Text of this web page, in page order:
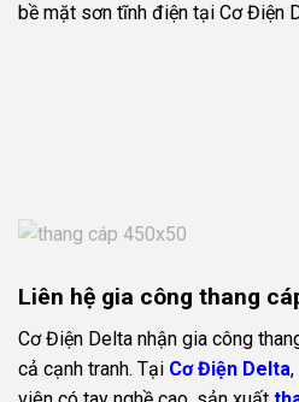
bề mặt sơn tĩnh điện tại Cơ Điện
Liên hệ gia công thang
Cơ Điện Delta nhận gia công
cả cạnh tranh. Tại Cơ Điện Delta